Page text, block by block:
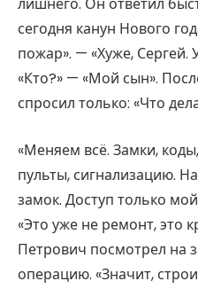
лишнего. Он ответил
сегодня канун Нового
пожар». — «Хуже,
«Кто?» — «Мой сын».
спросил только: «Что
«Меняем всё. Замки,
пульты, сигнализацию.
замок. Доступ только
«Это уже не ремонт, это
Петрович посмотрел на
операцию. «Значит,